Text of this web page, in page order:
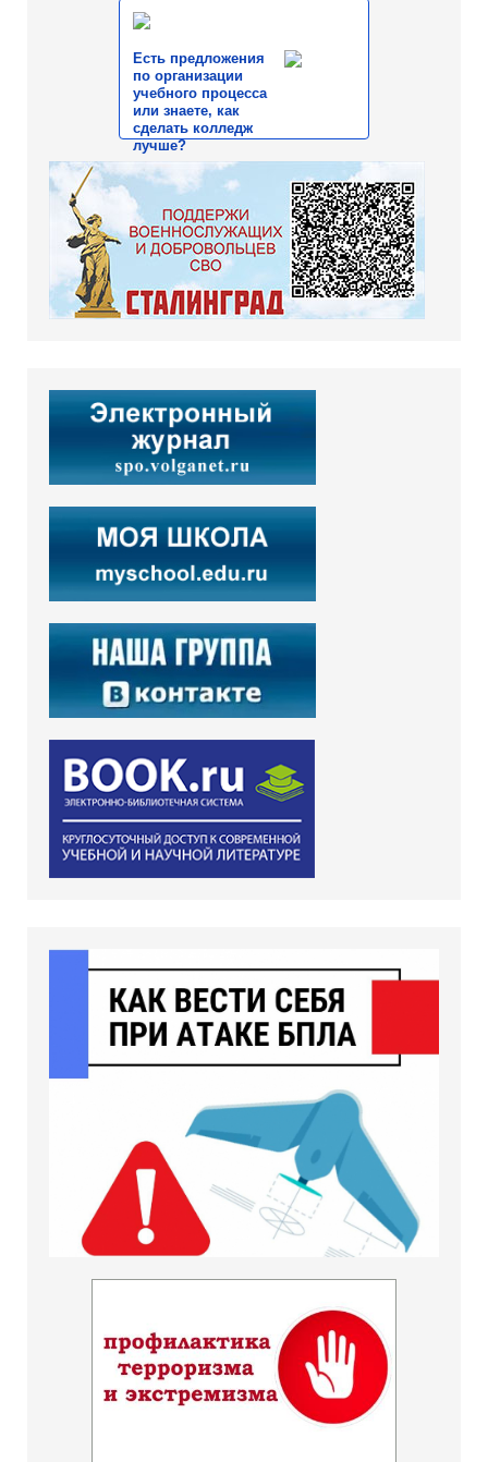
Есть предложения
по организации
учебного процесса
или знаете, как
сделать колледж
лучше?